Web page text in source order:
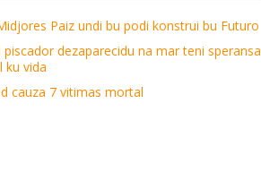
Paiz undi bu podi konstrui bu Futuro
piscador dezaparecidu na mar teni speransa
ku vida
cauza 7 vitimas mortal